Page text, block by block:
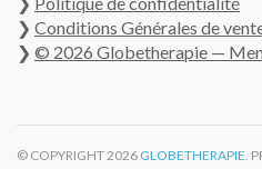
❯ Conditions Générales de
❯ © 2026 Globetherapie —
© COPYRIGHT 2026 GLOBETHERAPIE .